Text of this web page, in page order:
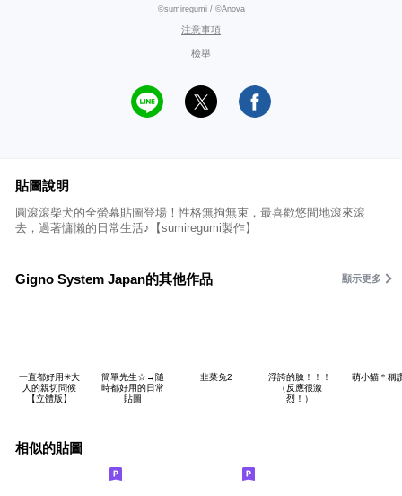
©sumiregumi / ©Anova
注意事項
檢舉
貼圖說明
圓滾滾柴犬的全螢幕貼圖登場！性格無拘無束，最喜歡悠閒地滾來滾
去，過著慵懶的日常生活♪【sumiregumi製作】
Gigno System Japan的其他作品 顯示更多
一直都好用✳大
人的親切問候
【立體版】
簡單先生☆→隨
時都好用的日常
貼圖
韭菜兔2
浮誇的臉！！！
（反應很激
烈！）
萌小貓＊稱
相似的貼圖